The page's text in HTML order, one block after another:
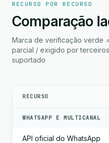
RECURSO POR RECURSO
Comparação
Marca de verificação verde
parcial / exigido por
suportado
RECURSO
WHATSAPP E MULTICANAL
API oficial do WhatsApp